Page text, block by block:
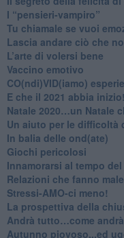
​I “pensieri-vampiro”
​Tu chiamale se vuoi
​Lascia andare ciò che
L’arte di volersi bene
​Vaccino emotivo
CO(ndi)VID(iamo)
​E che il 2021 abbia inizio!
​Natale 2020…un Natale
Un aiuto per le
​In balia delle ond(ate)
Giochi pericolosi
Innamorarsi al tempo
​Relazioni che fanno
​Stressi-AMO-ci meno!
​La prospettiva della
​Andrà tutto…come
Autunno piovoso...ed